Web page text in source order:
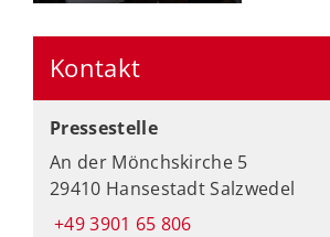
Kontakt
Pressestelle
An der Mönchskirche 5
29410 Hansestadt Salzwedel
+49 3901 65 806